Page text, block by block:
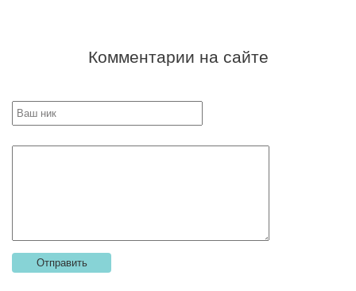
Комментарии на сайте